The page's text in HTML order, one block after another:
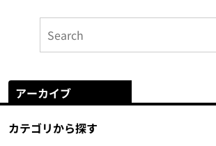
アーカイブ
カテゴリから探す